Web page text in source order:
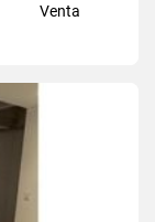
Venta